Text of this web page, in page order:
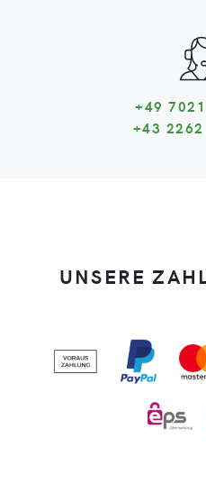
+49
+43
UNSERE